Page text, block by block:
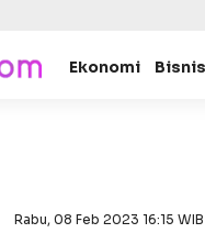
Ekonomi Bisnis
Rabu, 08 Feb 2023 16:15 WIB